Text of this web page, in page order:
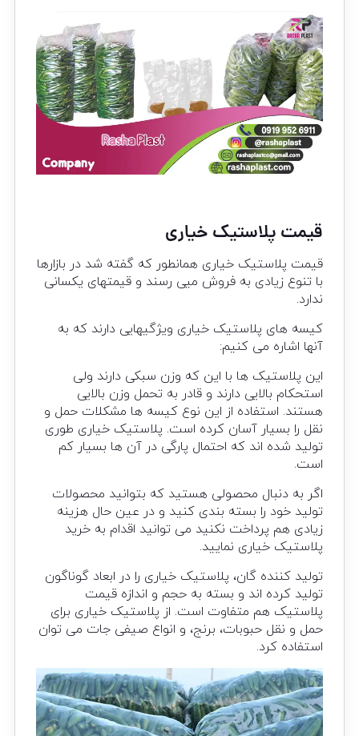
قیمت پلاستیک خیاری
قیمت پلاستیک خیاری همانطور که گفته شد در بازارها
با تنوع زیادی به فروش میی رسند و قیمتهای یکسانی
ندارد.
کیسه های پلاستیک خیاری ویژگیهایی دارند که به
آنها اشاره می کنیم:
این پلاستیک ها با این که وزن سبکی دارند ولی
استحکام بالایی دارند و قادر به تحمل وزن بالایی
هستند. استفاده از این نوع کیسه ها مشکلات حمل و
نقل را بسیار آسان کرده است. پلاستیک خیاری طوری
تولید شده اند که احتمال پارگی در آن ها بسیار کم
است.
اگر به دنبال محصولی هستید که بتوانید محصولات
تولید خود را بسته بندی کنید و در عین حال هزینه
زیادی هم پرداخت نکنید می توانید اقدام به خرید
پلاستیک خیاری نمایید.
تولید کننده گان، پلاستیک خیاری را در ابعاد گوناگون
تولید کرده اند و بسته به حجم و اندازه قیمت
پلاستیک هم متفاوت است. از پلاستیک خیاری برای
حمل و نقل حبوبات، برنج، و انواع صیفی جات می توان
استفاده کرد.